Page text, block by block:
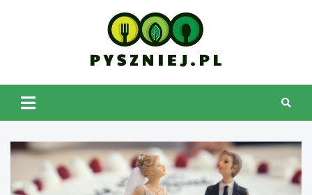
pyszniej.pl